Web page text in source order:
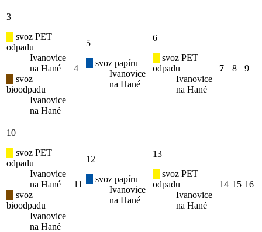
3
svoz PET
odpadu
Ivanovice
na Hané
svoz
bioodpadu
Ivanovice
na Hané
4
5
svoz papíru
Ivanovice
na Hané
6
svoz PET
odpadu
Ivanovice
na Hané
7 8 9
10
svoz PET
odpadu
Ivanovice
na Hané
svoz
bioodpadu
Ivanovice
na Hané
11
12
svoz papíru
Ivanovice
na Hané
13
svoz PET
odpadu
Ivanovice
na Hané
14 15 16